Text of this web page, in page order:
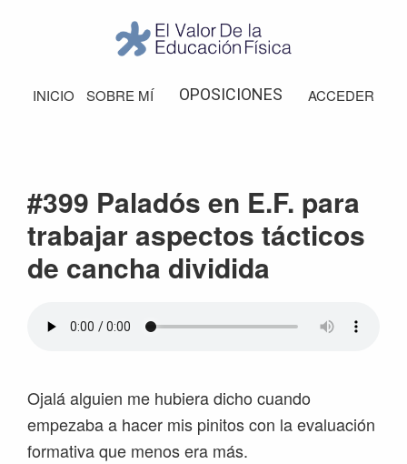
navegación
principal
barra
Valor
de
INICIO SOBRE MÍ OPOSICIONES ACCEDER
#399 Paladós en E.F. para
trabajar aspectos tácticos
de cancha dividida
Ojalá alguien me hubiera dicho cuando
empezaba a hacer mis pinitos con la evaluación
formativa que menos era más.